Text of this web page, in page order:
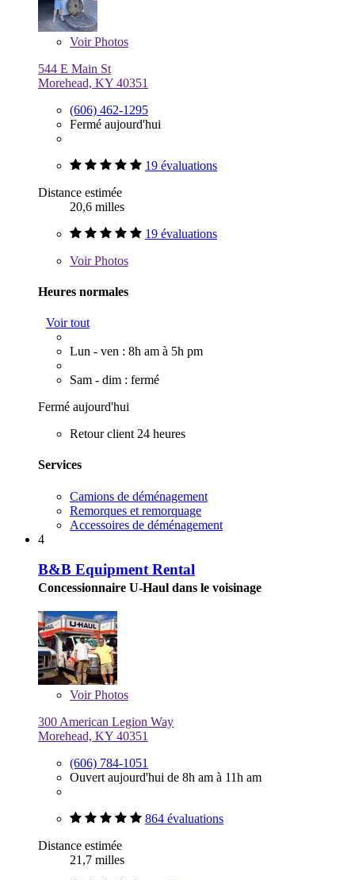
VoirPhotos
544 E Main St
Morehead, KY 40351
(606) 462-1295
Fermé aujourd'hui
19 évaluations
Distance estimée
20,6 milles
19 évaluations
VoirPhotos
Heures normales
Voir tout
Lun - ven : 8h am à 5h pm
Sam - dim : fermé
Fermé aujourd'hui
Retour client 24 heures
Services
Camions de déménagement
Remorques et remorquage
Accessoires de déménagement
4
B&B Equipment Rental
Concessionnaire U-Haul dans le voisinage
VoirPhotos
300 American Legion Way
Morehead, KY 40351
(606) 784-1051
Ouvert aujourd'hui de 8h am à 11h am
864 évaluations
Distance estimée
21,7 milles